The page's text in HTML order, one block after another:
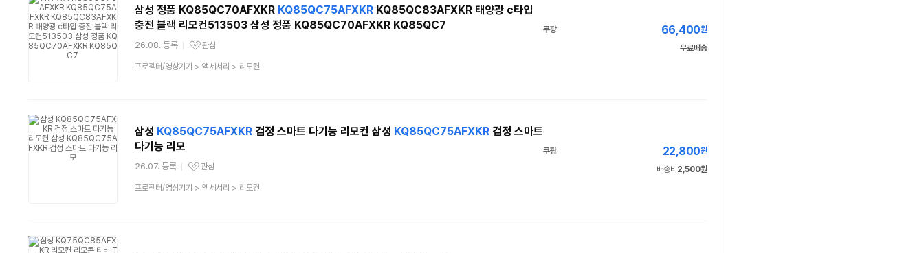
삼성 정품 KQ85QC70AFXKR KQ85QC75AFXKRKQ85QC83AFXKR 태양광 c타입
충전 블랙 리모컨513503 삼성 정품 KQ85QC70AFXKR KQ85QC7
26.08. 등록
관심상품
관심
상
프로젝터/영상기기 > 액세서리 > 리모컨
쿠팡 66,400원
무료배송
삼성 KQ85QC75AFXKR검정 스마트 다기능 리모컨 삼성 KQ85QC75AFXKR검정 스마트
다기능 리모
26.07. 등록
관심상품
관심
상
프로젝터/영상기기 > 액세서리 > 리모컨
쿠팡 22,800원
배송비 2,500원